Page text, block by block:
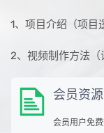
1、项目介绍（项目
2、视频制作方法（
会员资源
会员用户免